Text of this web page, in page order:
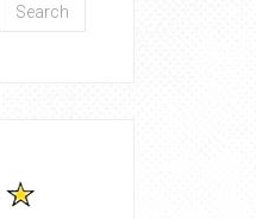
Search